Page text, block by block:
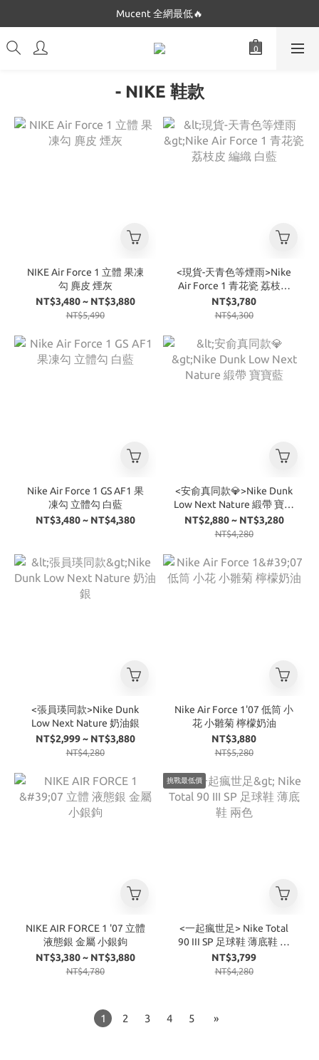
Dickies 最低只要$5XX!!
Mucent 全網最低🔥
Dickies 最低只要$5XX!!
- NIKE 鞋款
NIKE Air Force 1 立體 果凍
勾 麂皮 煙灰
NT$3,480 ~ NT$3,880
NT$5,490
<現貨-天青色等煙雨>Nike
Air Force 1 青花瓷 荔枝皮
編織 白藍
NT$3,780
NT$4,300
Nike Air Force 1 GS AF1 果
凍勾 立體勾 白藍
NT$3,480 ~ NT$4,380
<安俞真同款💎>Nike Dunk
Low Next Nature 緞帶 寶寶
藍
NT$2,880 ~ NT$3,280
NT$4,280
<張員瑛同款>Nike Dunk
Low Next Nature 奶油銀
NT$2,999 ~ NT$3,880
NT$4,280
Nike Air Force 1'07 低筒 小
花 小雛菊 檸檬奶油
NT$3,880
NT$5,280
NIKE AIR FORCE 1 '07 立體
液態銀 金屬 小銀鉤
NT$3,380 ~ NT$3,880
NT$4,780
挑戰最低價
<一起瘋世足> Nike Total
90 III SP 足球鞋 薄底鞋 兩
色
NT$3,799
NT$4,280
1 2 3 4 5 »